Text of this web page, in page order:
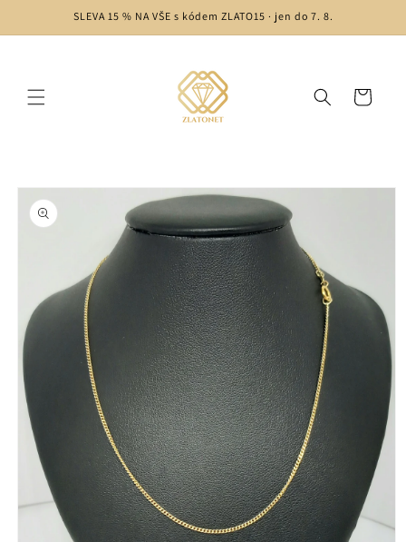
SLEVA 15 % NA VŠE s kódem ZLATO15 · jen do 7. 8.
Košík
produktu